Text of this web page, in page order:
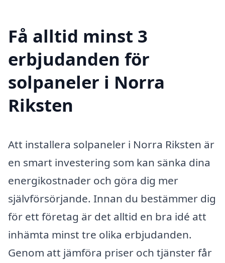
Få alltid minst 3
erbjudanden för
solpaneler i Norra
Riksten
Att installera solpaneler i Norra Riksten är
en smart investering som kan sänka dina
energikostnader och göra dig mer
självförsörjande. Innan du bestämmer dig
för ett företag är det alltid en bra idé att
inhämta minst tre olika erbjudanden.
Genom att jämföra priser och tjänster får